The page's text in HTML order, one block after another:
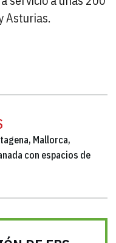
Asturias.
Mallorca,
con espacios de